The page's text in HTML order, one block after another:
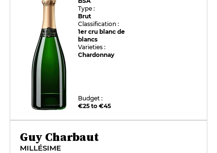
Type :
Brut
Classification :
1er cru blanc de
blancs
Varieties :
Chardonnay
Budget :
€25 to €45
Guy Charbaut
MILLÉSIME